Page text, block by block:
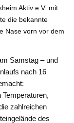
Aktiv e.V. mit
die bekannte
Nase vorn vor dem
Samstag – und
nach 16
zahlreichen
des